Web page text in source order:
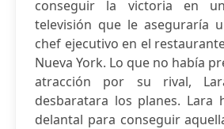
conseguir la victoria en
televisión que le aseguraría
chef ejecutivo en el
Nueva York. Lo que no había
atracción por su rival,
desbaratara los planes. Lara
delantal para conseguir